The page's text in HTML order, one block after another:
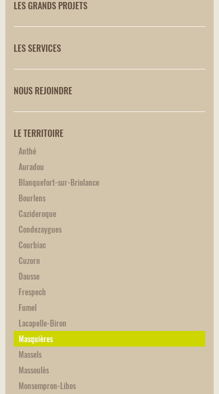
LES GRANDS PROJETS
LES SERVICES
NOUS REJOINDRE
LE TERRITOIRE
Anthé
Auradou
Blanquefort-sur-Briolance
Bourlens
Cazideroque
Condezaygues
Courbiac
Cuzorn
Dausse
Frespech
Fumel
Lacapelle-Biron
Masquières
Massels
Massoulès
Monsempron-Libos